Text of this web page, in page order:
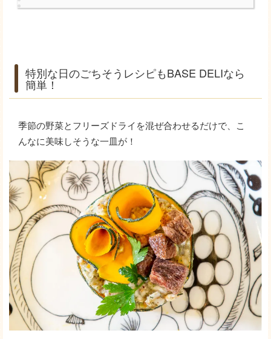
特別な日のごちそうレシピもBASE DELIなら
簡単！
季節の野菜とフリーズドライを混ぜ合わせるだけで、こ
んなに美味しそうな一皿が！